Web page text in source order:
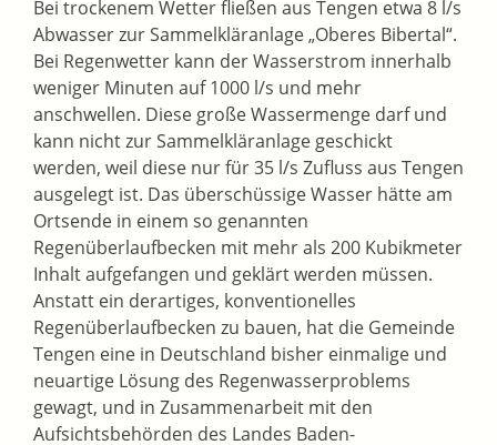
Bei trockenem Wetter fließen aus Tengen etwa 8 l/s
Abwasser zur Sammelkläranlage „Oberes Bibertal“.
Bei Regenwetter kann der Wasserstrom innerhalb
weniger Minuten auf 1000 l/s und mehr
anschwellen. Diese große Wassermenge darf und
kann nicht zur Sammelkläranlage geschickt
werden, weil diese nur für 35 l/s Zufluss aus Tengen
ausgelegt ist. Das überschüssige Wasser hätte am
Ortsende in einem so genannten
Regenüberlaufbecken mit mehr als 200 Kubikmeter
Inhalt aufgefangen und geklärt werden müssen.
Anstatt ein derartiges, konventionelles
Regenüberlaufbecken zu bauen, hat die Gemeinde
Tengen eine in Deutschland bisher einmalige und
neuartige Lösung des Regenwasserproblems
gewagt, und in Zusammenarbeit mit den
Aufsichtsbehörden des Landes Baden-